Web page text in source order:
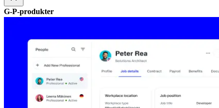
G-P-produkter​​